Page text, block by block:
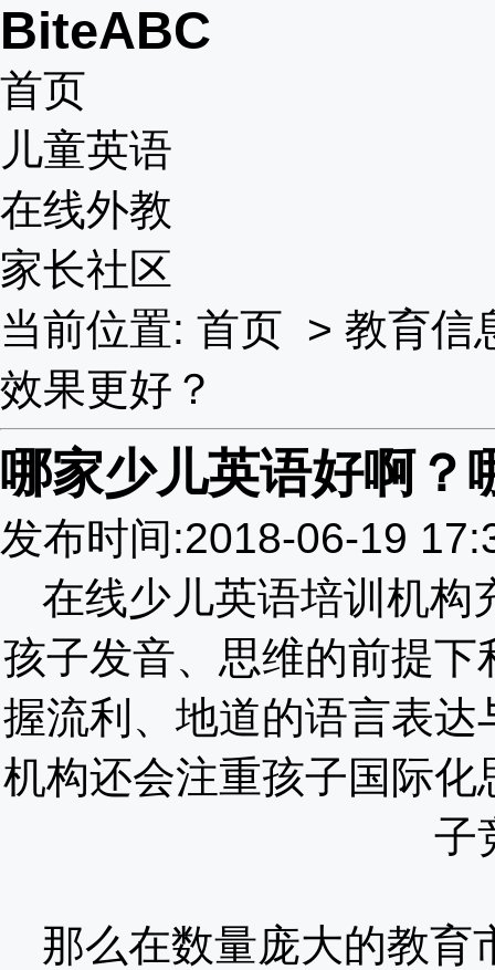
BiteABC
首页
儿童英语
在线外教
家长社区
当前位置: 首页 > 教育信
效果更好？
哪家少儿英语好啊？
发布时间:2018-06-19
在线少儿英语培训机构
孩子发音、思维的前提
握流利、地道的语言表
机构还会注重孩子国际
子
那么在数量庞大的教育